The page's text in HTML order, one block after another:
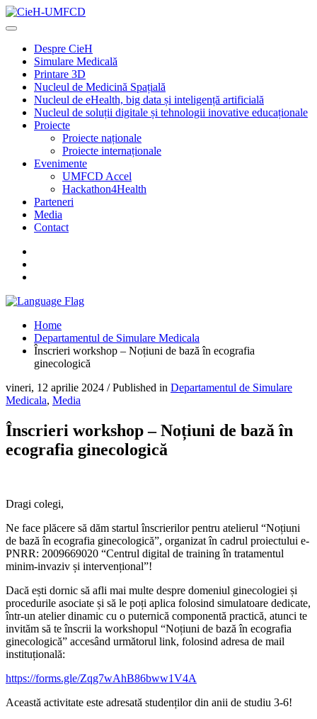
Despre CieH
Simulare Medicală
Printare 3D
Nucleul de Medicină Spațială
Nucleul de eHealth, big data și inteligență artificială
Nucleul de soluții digitale și tehnologii inovative educaționale
Proiecte
Proiecte naționale
Proiecte internaționale
Evenimente
UMFCD Accel
Hackathon4Health
Parteneri
Media
Contact
Home
Departamentul de Simulare Medicala
Înscrieri workshop – Noțiuni de bază în ecografia
ginecologică
vineri, 12 aprilie 2024 /Published in Departamentul de Simulare
Medicala, Media
Înscrieri workshop – Noțiuni de bază în
ecografia ginecologică
Dragi colegi,
Ne face plăcere să dăm startul înscrierilor pentru atelierul “Noțiuni
de bază în ecografia ginecologică”, organizat în cadrul proiectului e-
PNRR: 2009669020 “Centrul digital de training în tratamentul
minim-invaziv și intervențional”!
Dacă ești dornic să afli mai multe despre domeniul ginecologiei și
procedurile asociate și să le poți aplica folosind simulatoare dedicate,
într-un atelier dinamic cu o puternică componentă practică, atunci te
invităm să te înscrii la workshopul “Noțiuni de bază în ecografia
ginecologică” accesând următorul link, folosind adresa de mail
instituțională:
https://forms.gle/Zqg7wAhB86bww1V4A
Această activitate este adresată studenților din anii de studiu 3-6!